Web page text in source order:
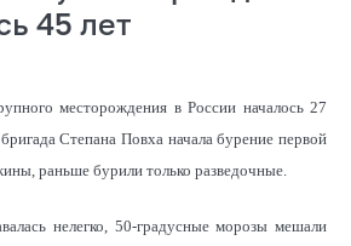
45 лет
месторождения в России началось 27
Степана Повха начала бурение первой
раньше бурили только разведочные.
нелегко, 50-градусные морозы мешали